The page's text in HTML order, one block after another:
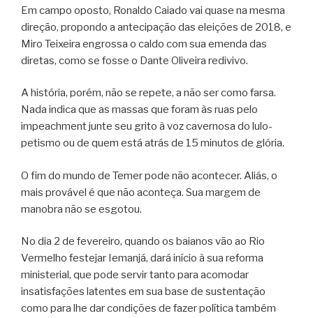
Em campo oposto, Ronaldo Caiado vai quase na mesma
direção, propondo a antecipação das eleições de 2018, e
Miro Teixeira engrossa o caldo com sua emenda das
diretas, como se fosse o Dante Oliveira redivivo.
A história, porém, não se repete, a não ser como farsa.
Nada indica que as massas que foram às ruas pelo
impeachment junte seu grito à voz cavernosa do lulo-
petismo ou de quem está atrás de 15 minutos de glória.
O fim do mundo de Temer pode não acontecer. Aliás, o
mais provável é que não aconteça. Sua margem de
manobra não se esgotou.
No dia 2 de fevereiro, quando os baianos vão ao Rio
Vermelho festejar Iemanjá, dará início à sua reforma
ministerial, que pode servir tanto para acomodar
insatisfações latentes em sua base de sustentação
como para lhe dar condições de fazer política também